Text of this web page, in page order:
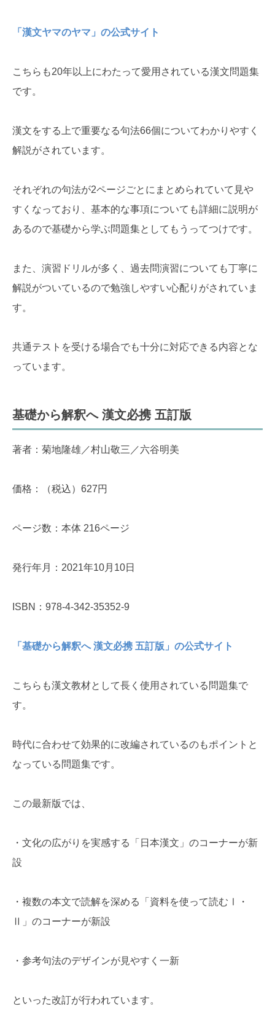
「漢文ヤマのヤマ」の公式サイト
こちらも20年以上にわたって愛用されている漢文問題集
です。
漢文をする上で重要なる句法66個についてわかりやすく
解説がされています。
それぞれの句法が2ページごとにまとめられていて見や
すくなっており、基本的な事項についても詳細に説明が
あるので基礎から学ぶ問題集としてもうってつけです。
また、演習ドリルが多く、過去問演習についても丁寧に
解説がついているので勉強しやすい心配りがされていま
す。
共通テストを受ける場合でも十分に対応できる内容とな
っています。
基礎から解釈へ 漢文必携 五訂版
著者：菊地隆雄／村山敬三／六谷明美
価格：（税込）627円
ページ数：本体 216ページ
発行年月：2021年10月10日
ISBN：978-4-342-35352-9
「基礎から解釈へ 漢文必携 五訂版」の公式サイト
こちらも漢文教材として長く使用されている問題集で
す。
時代に合わせて効果的に改編されているのもポイントと
なっている問題集です。
この最新版では、
・文化の広がりを実感する「日本漢文」のコーナーが新
設
・複数の本文で読解を深める「資料を使って読むⅠ・
Ⅱ」のコーナーが新設
・参考句法のデザインが見やすく一新
といった改訂が行われています。